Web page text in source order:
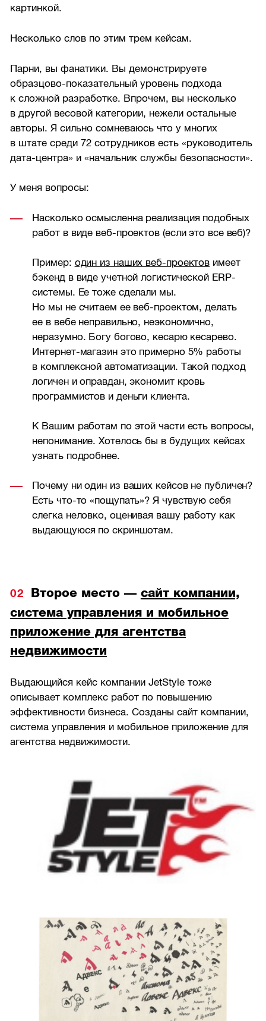
картинкой.
Несколько слов по этим трем кейсам.
Парни, вы фанатики. Вы демонстрируете
образцово-показательный уровень подхода
к сложной разработке. Впрочем, вы несколько
в другой весовой категории, нежели остальные
авторы. Я сильно сомневаюсь что у многих
в штате среди 72 сотрудников есть «руководитель
дата-центра» и «начальник службы безопасности».
У меня вопросы:
Насколько осмысленна реализация подобных
работ в виде веб-проектов (если это все веб)?
Пример: один из наших веб-проектов имеет
бэкенд в виде учетной логистической ERP-
системы. Ее тоже сделали мы.
Но мы не считаем ее веб-проектом, делать
ее в вебе неправильно, неэкономично,
неразумно. Богу богово, кесарю кесарево.
Интернет-магазин это примерно 5% работы
в комплексной автоматизации. Такой подход
логичен и оправдан, экономит кровь
программистов и деньги клиента.
К Вашим работам по этой части есть вопросы,
непонимание. Хотелось бы в будущих кейсах
узнать подробнее.
Почему ни один из ваших кейсов не публичен?
Есть что-то «пощупать»? Я чувствую себя
слегка неловко, оценивая вашу работу как
выдающуюся по скриншотам.
Второе место — сайт компании,
система управления и мобильное
приложение для агентства
недвижимости
Выдающийся кейс компании JetStyle тоже
описывает комплекс работ по повышению
эффективности бизнеса. Созданы сайт компании,
система управления и мобильное приложение для
агентства недвижимости.